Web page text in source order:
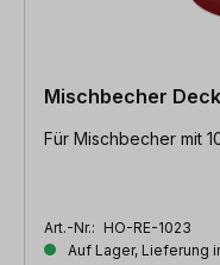
Mischbecher
Für Mischbecher mit
Art.-Nr.: HO-RE-1023
Auf Lager, Lieferung